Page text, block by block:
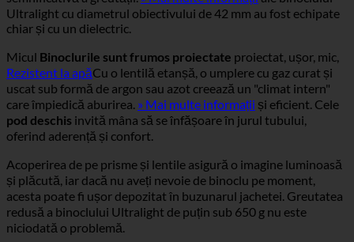
Ultralight cu diametrul obiectivului de 42 mm au fost echipate
chiar și cu un dielectric.
Micul Binoclurile sunt frumos proiectate proiectat, ușor, mic,
Rezistent la apăCu o lentilă etanșă, o umplere cu gaz curat și
uscat sub formă de argon sau azot creează un "climat intern"
care împiedică aburirea. » Mai multe informații și eficient. Cele
pod deschis invită mâna să se înfășoare în jurul tubului,
oferind aderență și confort.
Acoperirea de pe prisme și lentile asigură o imagine luminoasă
și plăcută, iar dacă nu aveți nevoie de binoclu pe moment,
acesta poate fi ușor depozitat în buzunarul jachetei. Greutatea
redusă a binoclului Ultralight de puțin sub 650 g nu este
niciodată o problemă.